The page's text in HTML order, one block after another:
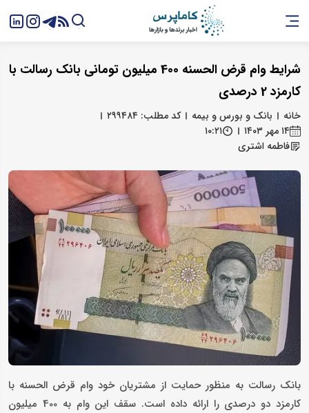
شرایط وام قرض الحسنه 400 میلیون تومانی بانک رسالت با
کارمزد 2 درصدی
خانه بانک و بورس و بیمه
کد مطلب: ۲۹۹۴۸۴
۱۴ مهر ۱۴۰۳
۱۰:۲۱
فاطمه اشتری
بانک رسالت به منظور حمایت از مشتریان خود وام قرض الحسنه با
کارمزد دو درصدی را ارائه داده است. سقف این وام به 400 میلیون